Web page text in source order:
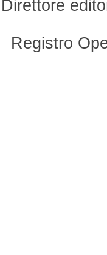
Direttore
Registro